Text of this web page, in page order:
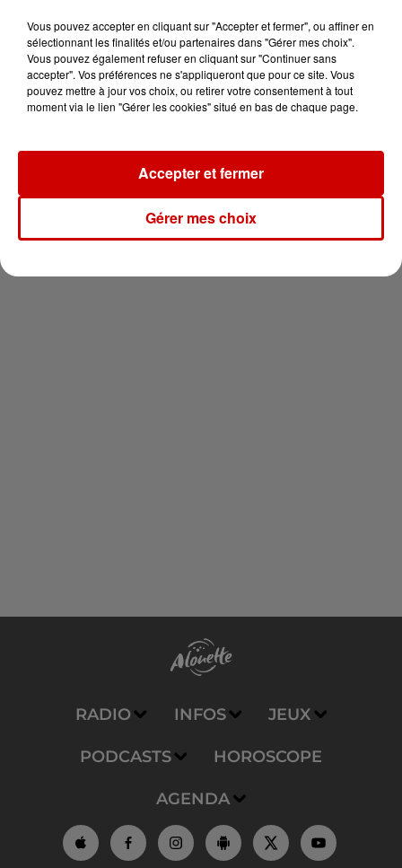
Destination Vacances : inscrivez-
vous !
Newsletter
RADIO INFOS JEUX
PODCASTS HOROSCOPE
AGENDA
Vous pouvez accepter en cliquant sur "Accepter et fermer", ou affiner en
sélectionnant les finalités et/ou partenaires dans "Gérer mes choix".
Vous pouvez également refuser en cliquant sur "Continuer sans
accepter". Vos préférences ne s'appliqueront que pour ce site. Vous
pouvez mettre à jour vos choix, ou retirer votre consentement à tout
moment via le lien "Gérer les cookies" situé en bas de chaque page.
Gérer mes choix
Accepter et fermer